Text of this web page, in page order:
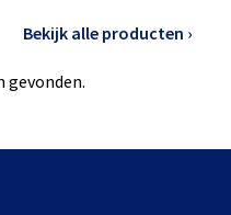
Bekijk alle producten ›
gevonden.